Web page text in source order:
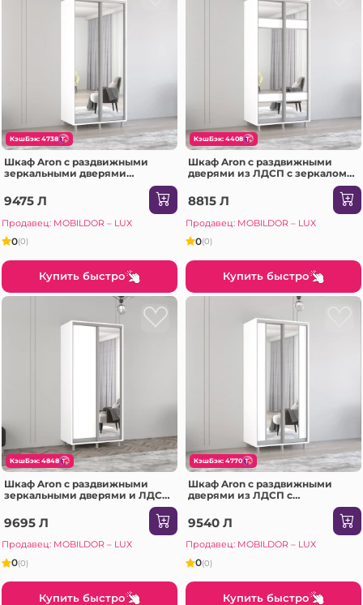
КэшБэк: 4738
Шкаф Aron с раздвижными
зеркальными дверями
9475 Л
Продавец: MOBILDOR – LUX
0(0)
Купить быстро
КэшБэк: 4408
Шкаф Aron с раздвижными
дверями из ЛДСП с зеркалом
Антрацит
8815 Л
Продавец: MOBILDOR – LUX
0(0)
Купить быстро
КэшБэк: 4848
Шкаф Aron с раздвижными
зеркальными дверями и ЛДСП
Бриллиант
9695 Л
Продавец: MOBILDOR – LUX
0(0)
Купить быстро
КэшБэк: 4770
Шкаф Aron с раздвижными
дверями из ЛДСП с
(170x60x240H см) Sonoma
9540 Л
Продавец: MOBILDOR – LUX
0(0)
Купить быстро